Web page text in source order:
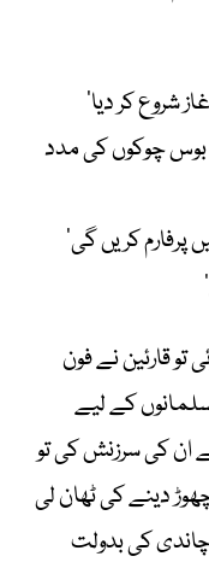
شروع کر دیا‘
بوس چوکوں کی مدد
پرفارم کریں گی‘
قارئین نے فون
کے لیے
ان کی سرزنش کی تو
دینے کی ٹھان لی
چاندی کی بدولت